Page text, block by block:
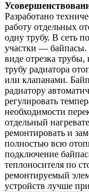
Разработано
работу отдельных
одну трубу. В сеть
участки — байпасы.
виде отрезка
трубу радиатора
или клапанами.
радиатору
регулировать
необходимости
отдельный
ремонтировать и
полностью всю
подключение
теплоносителя по
ремонтируемый
устройств лучше